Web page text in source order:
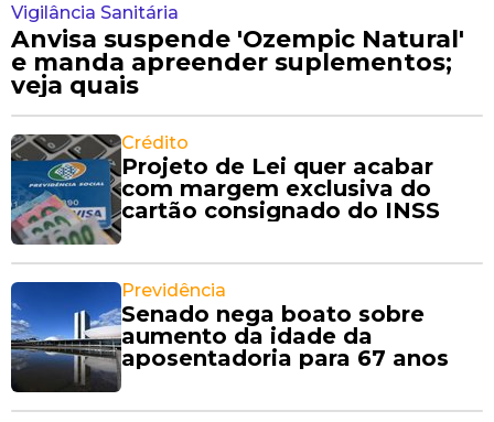
Vigilância Sanitária
Anvisa suspende 'Ozempic Natural'
e manda apreender suplementos;
veja quais
Crédito
Projeto de Lei quer acabar
com margem exclusiva do
cartão consignado do INSS
Previdência
Senado nega boato sobre
aumento da idade da
aposentadoria para 67 anos